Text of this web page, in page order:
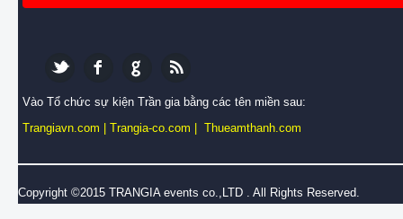
Vào Tổ chức sự kiện Trần gia bằng các tên miền sau:
Trangiavn.com | Trangia-co.com | Thueamthanh.com
Copyright ©2015 TRANGIA events co.,LTD . All Rights Reserved.